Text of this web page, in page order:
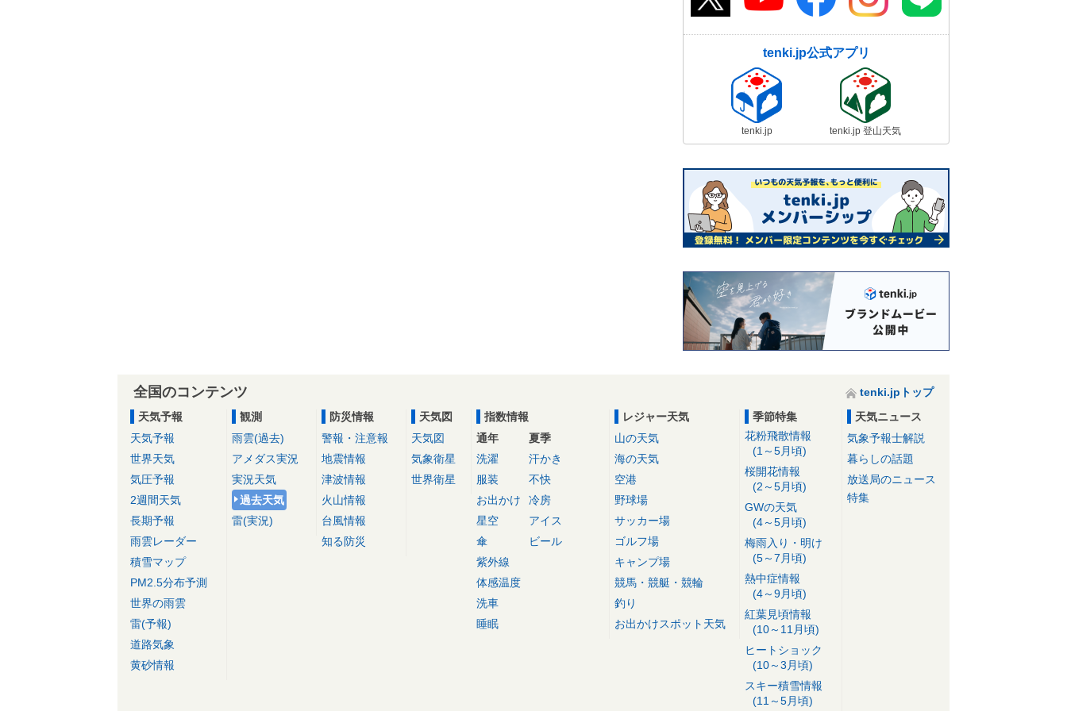
tenki.jp公式アプリ
tenki.jp tenki.jp 登山天気
全国のコンテンツ
tenki.jpトップ
天気予報
天気予報
世界天気
気圧予報
2週間天気
長期予報
雨雲レーダー
積雪マップ
PM2.5分布予測
世界の雨雲
雷(予報)
道路気象
黄砂情報
観測
雨雲(過去)
アメダス実況
実況天気
過去天気
雷(実況)
防災情報
警報・注意報
地震情報
津波情報
火山情報
台風情報
知る防災
天気図
天気図
気象衛星
世界衛星
指数情報
通年
洗濯
服装
お出かけ
星空
傘
紫外線
体感温度
洗車
睡眠
夏季
汗かき
不快
冷房
アイス
ビール
レジャー天気
山の天気
海の天気
空港
野球場
サッカー場
ゴルフ場
キャンプ場
競馬・競艇・競輪
釣り
お出かけスポット天気
季節特集
花粉飛散情報
(1～5月頃)
桜開花情報
(2～5月頃)
GWの天気
(4～5月頃)
梅雨入り・明け
(5～7月頃)
熱中症情報
(4～9月頃)
紅葉見頃情報
(10～11月頃)
ヒートショック
(10～3月頃)
スキー積雪情報
(11～5月頃)
天気ニュース
気象予報士解説
暮らしの話題
放送局のニュース
特集